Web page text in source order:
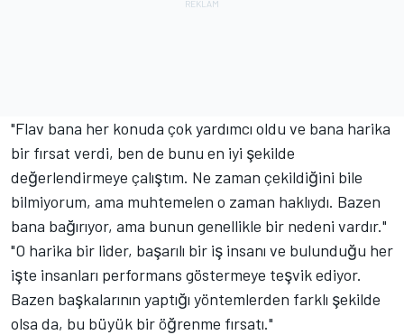
"Flav bana her konuda çok yardımcı oldu ve bana harika
bir fırsat verdi, ben de bunu en iyi şekilde
değerlendirmeye çalıştım. Ne zaman çekildiğini bile
bilmiyorum, ama muhtemelen o zaman haklıydı. Bazen
bana bağırıyor, ama bunun genellikle bir nedeni vardır."
"O harika bir lider, başarılı bir iş insanı ve bulunduğu her
işte insanları performans göstermeye teşvik ediyor.
Bazen başkalarının yaptığı yöntemlerden farklı şekilde
olsa da, bu büyük bir öğrenme fırsatı."